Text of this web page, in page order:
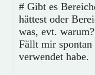
# Gibt es
hättest oder
was, evt. warum?
Fällt mir spontan
verwendet habe.